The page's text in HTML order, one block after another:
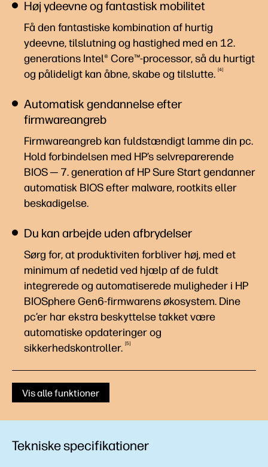
Høj ydeevne og fantastisk mobilitet
Få den fantastiske kombination af hurtig
ydeevne, tilslutning og hastighed med en 12.
generations Intel® Core™-processor, så du hurtigt
og pålideligt kan åbne, skabe og tilslutte. 4
Automatisk gendannelse efter
firmwareangreb
Firmwareangreb kan fuldstændigt lamme din pc.
Hold forbindelsen med HP’s selvreparerende
BIOS ─ 7. generation af HP Sure Start gendanner
automatisk BIOS efter malware, rootkits eller
beskadigelse.
Du kan arbejde uden afbrydelser
Sørg for, at produktiviten forbliver høj, med et
minimum af nedetid ved hjælp af de fuldt
integrerede og automatiserede muligheder i HP
BIOSphere Gen6-firmwarens økosystem. Dine
pc’er har ekstra beskyttelse takket være
automatiske opdateringer og
sikkerhedskontroller. 5
Vis alle funktioner
Tekniske specifikationer